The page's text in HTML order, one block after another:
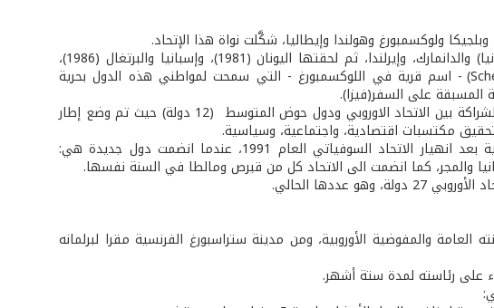
وفي مطلع العام 1973 التحقت بها كل من المملكة المتحدة (بريطانيا) والدانمارك، وإيرلندا، ثم لحقتها اليونان (1981)، وإسبانيا والبرتغال (1986)،
فالسويد وفنلندا والنمسا (1995)، ووقعت إتفاقية «شنغن» (Schengen) - اسم قرية في اللوكسمبورغ - التي سمحت لمواطني هذه الدول بحرية
المسبقة على السفر(فيزا).
كذلك فقد عقد العام 1995 (تشرين الثاني) مؤتمر ليشبونة الذي أكد الشراكة بين الاتحاد الاوروبي ودول حوض المتوسط (12 دولة) حيث تم وضع إطار
مكتسبات اقتصادية، واجتماعية، وسياسية.
وابتداءً من العام 2004، امتد الاتحاد الأوروبي نحو دول أوروبا الشرقية بعد انهيار الاتحاد السوفياتي العام 1991، عندما انضمت دول جديدة هي:
والمجر، كما انضمت الى الاتحاد كل من قبرص ومالطا في السنة نفسها.
العامة والمفوضية الأوروبية، ومن مدينة ستراسبورغ الفرنسية مقرا لبرلمانه
على رئاسته لمدة ستة أشهر.